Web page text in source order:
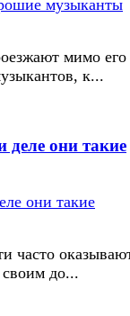
мимо его
к...
они такие
часто
своим до...